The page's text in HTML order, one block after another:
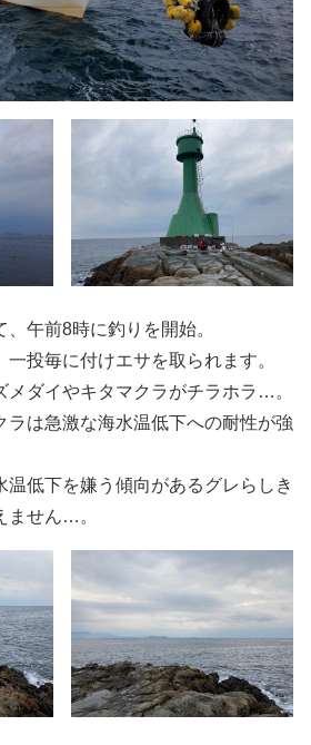
午前8時に釣りを開始。
投毎に付けエサを取られます。
メダイやキタマクラがチラホラ…。
ラは急激な海水温低下への耐性が強
温低下を嫌う傾向があるグレらしき
ません…。